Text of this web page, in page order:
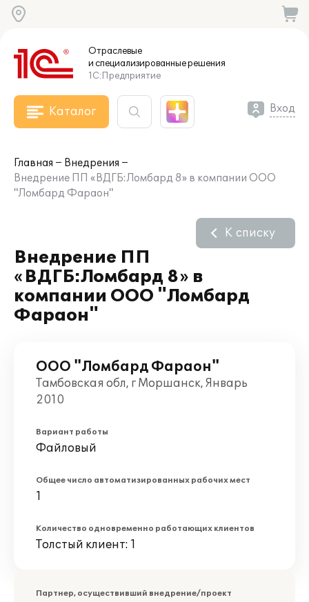
Отраслевые
и специализированныерешения
1С:Предприятие
Каталог Вход
Главная
Внедрения
Внедрение ПП «ВДГБ:Ломбард 8» в компании ООО
"Ломбард Фараон"
Внедрение ПП
«ВДГБ:Ломбард 8» в
компании ООО "Ломбард
Фараон"
К списку
ООО "Ломбард Фараон"
Тамбовская обл, г Моршанск, Январь
2010
Вариант работы
Файловый
Общее число автоматизированных рабочих мест
1
Количество одновременно работающих клиентов
Толстый клиент: 1
Партнер, осуществивший внедрение/проект